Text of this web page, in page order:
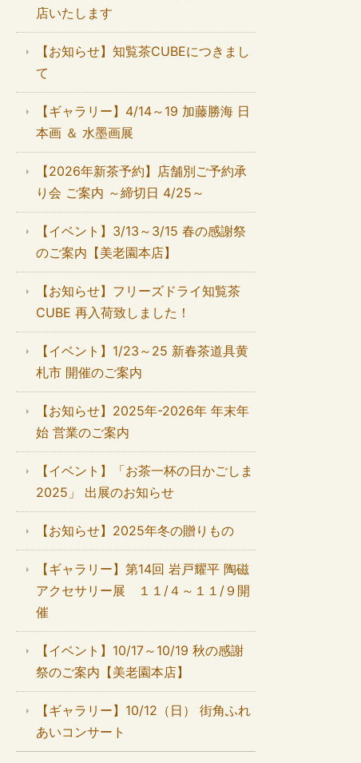
店いたします
【お知らせ】知覧茶CUBEにつきまし
て
【ギャラリー】4/14～19 加藤勝海 日
本画 ＆ 水墨画展
【2026年新茶予約】店舗別ご予約承
り会 ご案内 ～締切日 4/25～
【イベント】3/13～3/15 春の感謝祭
のご案内【美老園本店】
【お知らせ】フリーズドライ知覧茶
CUBE 再入荷致しました！
【イベント】1/23～25 新春茶道具黄
札市 開催のご案内
【お知らせ】2025年-2026年 年末年
始 営業のご案内
【イベント】「お茶一杯の日かごしま
2025」 出展のお知らせ
【お知らせ】2025年冬の贈りもの
【ギャラリー】第14回 岩戸耀平 陶磁
アクセサリー展 １１/４～１１/９開
催
【イベント】10/17～10/19 秋の感謝
祭のご案内【美老園本店】
【ギャラリー】10/12（日） 街角ふれ
あいコンサート